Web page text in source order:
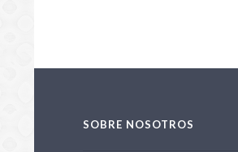
SOBRE NOSOTROS